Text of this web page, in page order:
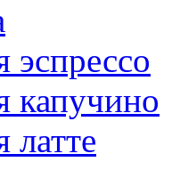
капучино